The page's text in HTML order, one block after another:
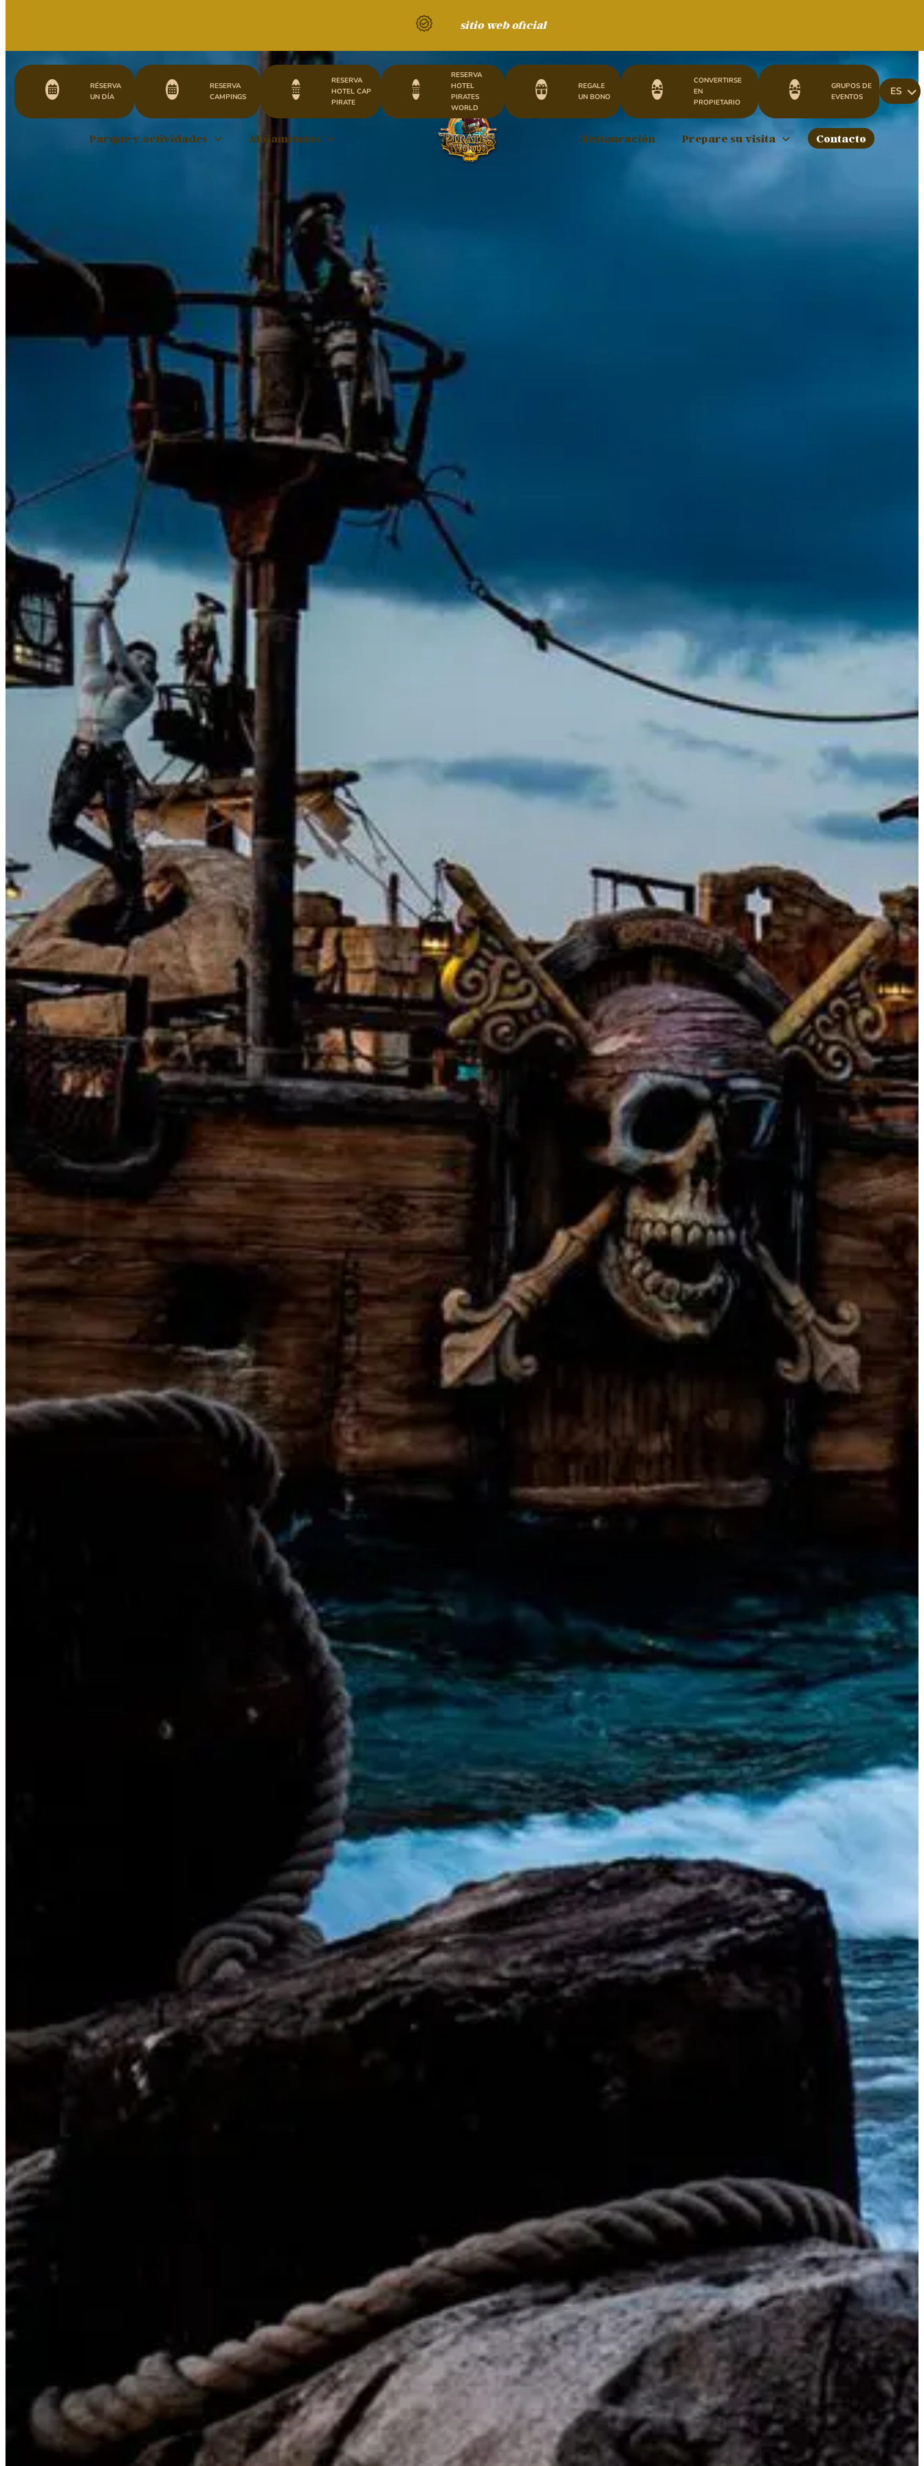
sitio web oficial
RÉSERVA
UN DÍA
RESERVA
CAMPINGS
RESERVA
HOTEL CAP
PIRATE
RESERVA
HOTEL
PIRATES
WORLD
REGALE
UN BONO
CONVERTIRSE
EN
PROPIETARIO
GRUPOS DE
EVENTOS
ES
Parque y actividades Alojamientos Restauración Prepare su visita Contacto